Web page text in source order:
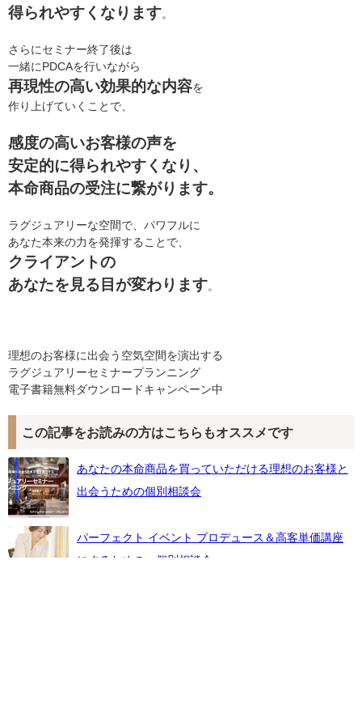
得られやすくなります。
さらにセミナー終了後は
一緒にPDCAを行いながら
再現性の高い効果的な内容を
作り上げていくことで、
感度の高いお客様の声を
安定的に得られやすくなり、
本命商品の受注に繋がります。
ラグジュアリーな空間で、パワフルに
あなた本来の力を発揮することで、
クライアントの
あなたを見る目が変わります。
理想のお客様に出会う空気空間を演出する
ラグジュアリーセミナープランニング
電子書籍無料ダウンロードキャンペーン中
この記事をお読みの方はこちらもオススメです
あなたの本命商品を買っていただける理想のお客様と
出会うための個別相談会
パーフェクト イベント プロデュース＆高客単価講座
にするための 個別相談会